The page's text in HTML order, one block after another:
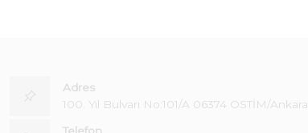
Adres
100. Yıl Bulvarı No:101/A 06374 OSTİM/Ankara